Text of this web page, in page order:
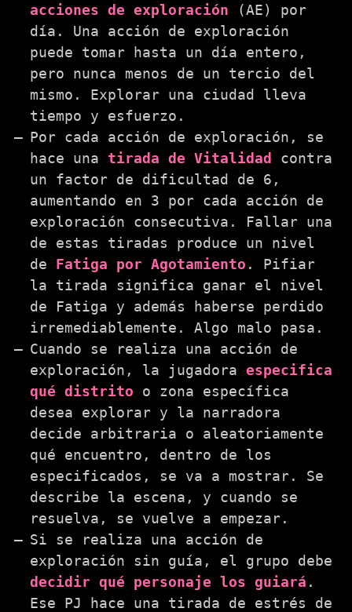
acciones de exploración (AE) por
día. Una acción de exploración
puede tomar hasta un día entero,
pero nunca menos de un tercio del
mismo. Explorar una ciudad lleva
tiempo y esfuerzo.
Por cada acción de exploración, se
hace una tirada de Vitalidad contra
un factor de dificultad de 6,
aumentando en 3 por cada acción de
exploración consecutiva. Fallar una
de estas tiradas produce un nivel
de Fatiga por Agotamiento . Pifiar
la tirada significa ganar el nivel
de Fatiga y además haberse perdido
irremediablemente. Algo malo pasa.
Cuando se realiza una acción de
exploración, la jugadora especifica
qué distrito o zona específica
desea explorar y la narradora
decide arbitraria o aleatoriamente
qué encuentro, dentro de los
especificados, se va a mostrar. Se
describe la escena, y cuando se
resuelva, se vuelve a empezar.
Si se realiza una acción de
exploración sin guía, el grupo debe
decidir qué personaje los guiará .
Ese PJ hace una tirada de estrés de